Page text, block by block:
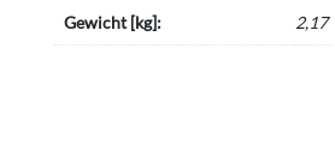
Gewicht [kg]: 2,17